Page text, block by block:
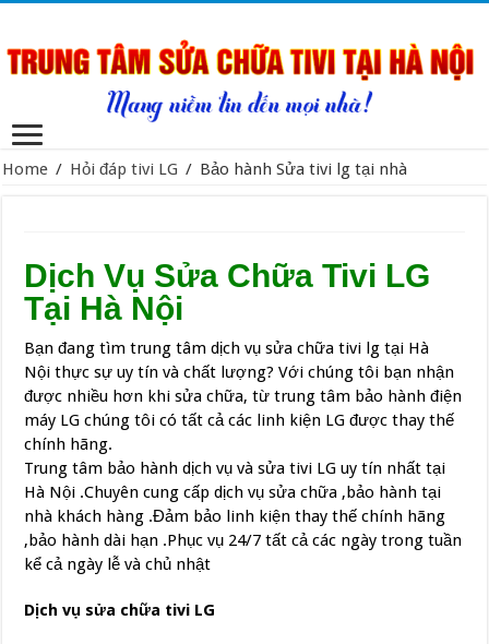
Home / Hỏi đáp tivi LG / Bảo hành Sửa tivi lg tại nhà
Dịch Vụ Sửa Chữa Tivi LG
Tại Hà Nội
Bạn đang tìm trung tâm dịch vụ sửa chữa tivi lg tại Hà
Nội thực sự uy tín và chất lượng? Với chúng tôi bạn nhận
được nhiều hơn khi sửa chữa, từ trung tâm bảo hành điện
máy LG chúng tôi có tất cả các linh kiện LG được thay thế
chính hãng.
Trung tâm bảo hành dịch vụ và sửa tivi LG uy tín nhất tại
Hà Nội .Chuyên cung cấp dịch vụ sửa chữa ,bảo hành tại
nhà khách hàng .Đảm bảo linh kiện thay thế chính hãng
,bảo hành dài hạn .Phục vụ 24/7 tất cả các ngày trong tuần
kể cả ngày lễ và chủ nhật
Dịch vụ sửa chữa tivi LG